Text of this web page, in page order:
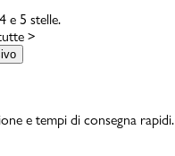
e 5 stelle.
>
e tempi di consegna rapidi.